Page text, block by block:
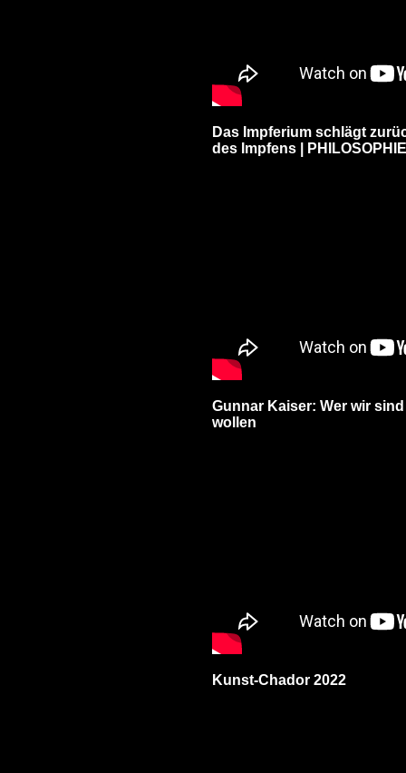
Das Impferium schlägt
des Impfens | PHILOSOPHIE
Gunnar Kaiser: Wer wir
wollen
Kunst-Chador 2022